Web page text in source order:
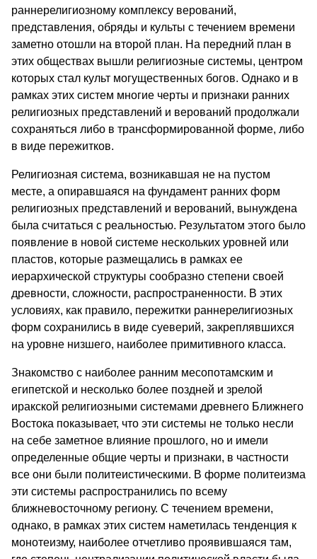
раннерелигиозному комплексу верований,
представления, обряды и культы с течением времени
заметно отошли на второй план. На передний план в
этих обществах вышли религиозные системы, центром
которых стал культ могущественных богов. Однако и в
рамках этих систем многие черты и признаки ранних
религиозных представлений и верований продолжали
сохраняться либо в трансформированной форме, либо
в виде пережитков.
Религиозная система, возникавшая не на пустом
месте, а опиравшаяся на фундамент ранних форм
религиозных представлений и верований, вынуждена
была считаться с реальностью. Результатом этого было
появление в новой системе нескольких уровней или
пластов, которые размещались в рамках ее
иерархической структуры сообразно степени своей
древности, сложности, распространенности. В этих
условиях, как правило, пережитки раннерелигиозных
форм сохранились в виде суеверий, закреплявшихся
на уровне низшего, наиболее примитивного класса.
Знакомство с наиболее ранним месопотамским и
египетской и несколько более поздней и зрелой
иракской религиозными системами древнего Ближнего
Востока показывает, что эти системы не только несли
на себе заметное влияние прошлого, но и имели
определенные общие черты и признаки, в частности
все они были политеистическими. В форме политеизма
эти системы распространились по всему
ближневосточному региону. С течением времени,
однако, в рамках этих систем наметилась тенденция к
монотеизму, наиболее отчетливо проявившаяся там,